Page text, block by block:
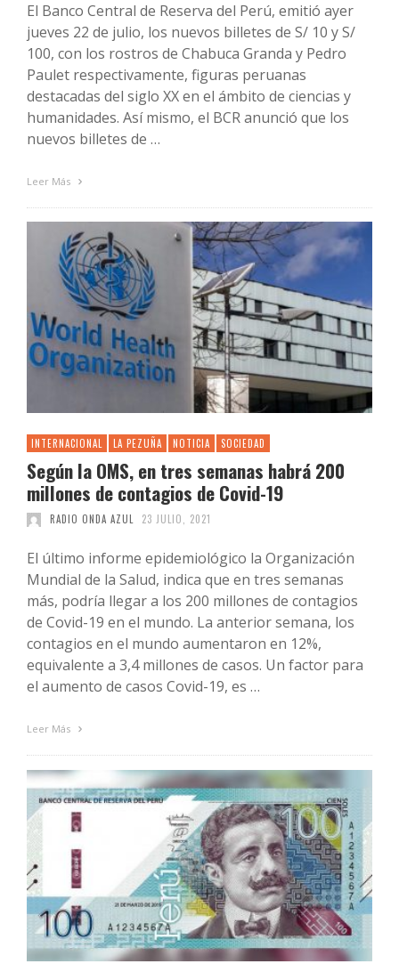
El Banco Central de Reserva del Perú, emitió ayer
jueves 22 de julio, los nuevos billetes de S/ 10 y S/
100, con los rostros de Chabuca Granda y Pedro
Paulet respectivamente, figuras peruanas
destacadas del siglo XX en el ámbito de ciencias y
humanidades. Así mismo, el BCR anunció que los
nuevos billetes de …
Leer Más
INTERNACIONAL LA PEZUÑA NOTICIA SOCIEDAD
Según la OMS, en tres semanas habrá 200
millones de contagios de Covid-19
RADIO ONDA AZUL 23 JULIO, 2021
El último informe epidemiológico la Organización
Mundial de la Salud, indica que en tres semanas
más, podría llegar a los 200 millones de contagios
de Covid-19 en el mundo. La anterior semana, los
contagios en el mundo aumentaron en 12%,
equivalente a 3,4 millones de casos. Un factor para
el aumento de casos Covid-19, es …
Leer Más